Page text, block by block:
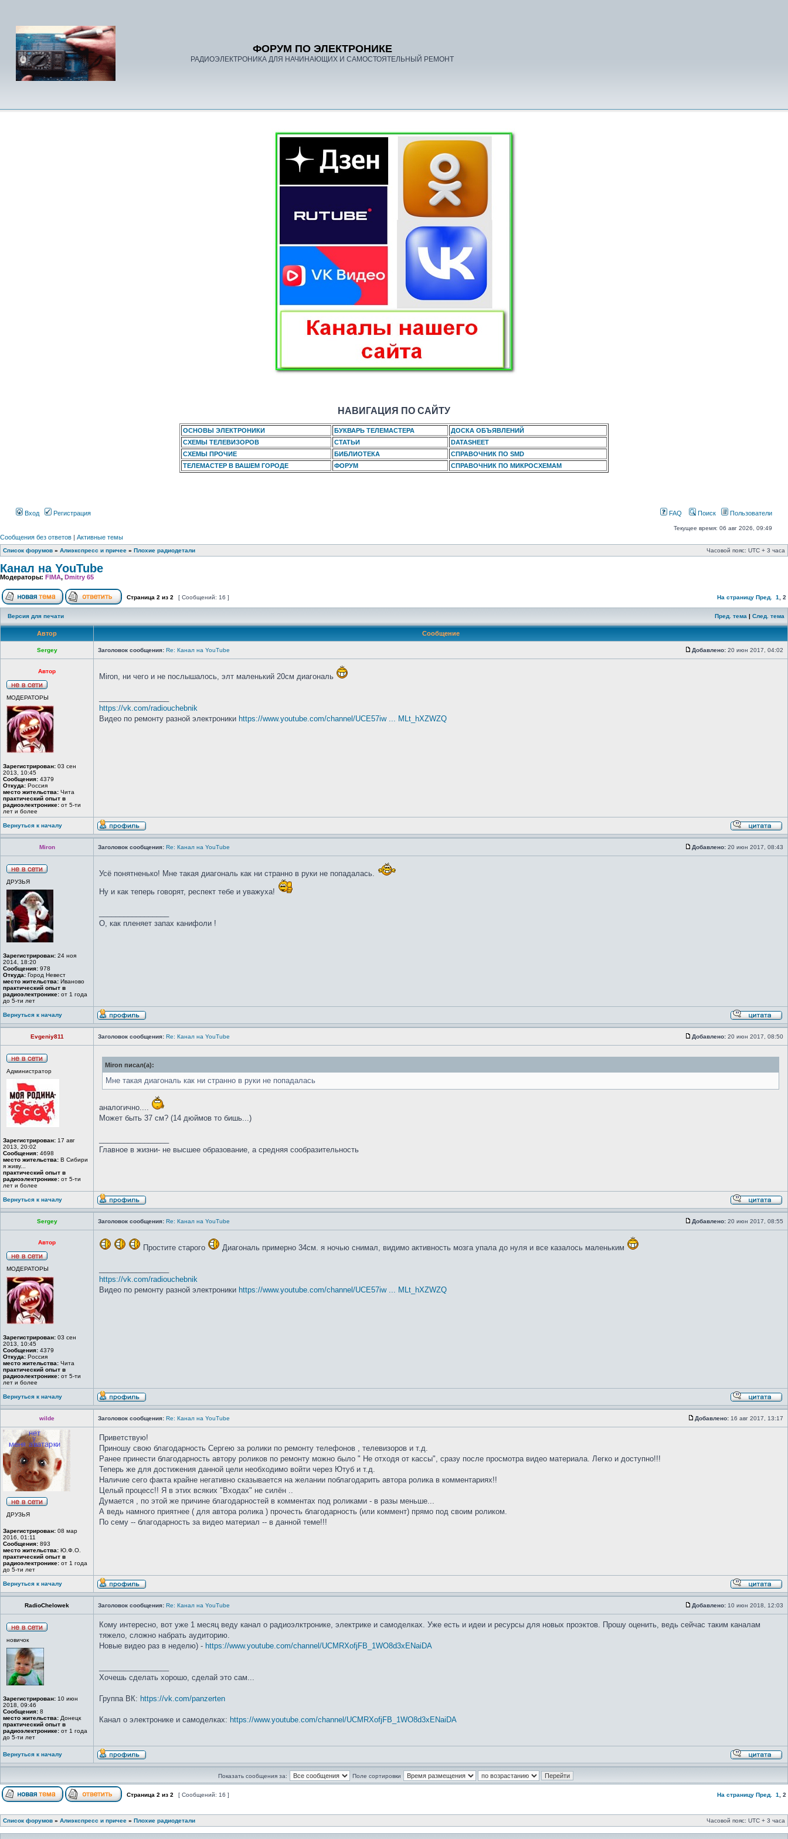
ФОРУМ ПО ЭЛЕКТРОНИКЕ
РАДИОЭЛЕКТРОНИКА ДЛЯ НАЧИНАЮЩИХ И САМОСТОЯТЕЛЬНЫЙ РЕМОНТ
НАВИГАЦИЯ ПО САЙТУ
ОСНОВЫ ЭЛЕКТРОНИКИ БУКВАРЬ ТЕЛЕМАСТЕРА
ДОСКА ОБЪЯВЛЕНИЙ
СХЕМЫ ТЕЛЕВИЗОРОВ
СТАТЬИ
DATASHEET
СХЕМЫ ПРОЧИЕ
БИБЛИОТЕКА
СПРАВОЧНИК ПО SMD
ТЕЛЕМАСТЕР В ВАШЕМ ГОРОДЕ
ФОРУМ СПРАВОЧНИК ПО МИКРОСХЕМАМ
Вход Регистрация FAQ Поиск Пользователи
Текущее время: 06 авг 2026, 09:49
Сообщения без ответов | Активные темы
Список форумов » Алиэкспресс и причее » Плохие радиодетали Часовой пояс: UTC + 3 часа
Канал на YouTube
Модераторы: FIMA, Dmitry 65
Страница 2 из 2 [ Сообщений: 16 ] На страницу Пред. 1 2
Версия для печати Пред. тема | След. тема
Автор Сообщение
Sergey Заголовок сообщения: Re: Канал на YouTube Добавлено: 20 июн 2017, 04:02
Автор
МОДЕРАТОРЫ
Зарегистрирован: 03 сен
2013, 10:45
Сообщения: 4379
Откуда: Россия
место жительства: Чита
практический опыт в
радиоэлектронике: от 5-ти
лет и более
Miron, ни чего и не послышалось, элт маленький 20см диагональ
https://vk.com/radiouchebnik
Видео по ремонту разной электроники https://www.youtube.com/channel/UCE57iw ... MLt_hXZWZQ
Вернуться к началу
Miron Заголовок сообщения: Re: Канал на YouTube Добавлено: 20 июн 2017, 08:43
ДРУЗЬЯ
Зарегистрирован: 24 ноя
2014, 18:20
Сообщения: 978
Откуда: Город Невест
место жительства: Иваново
практический опыт в
радиоэлектронике: от 1 года
до 5-ти лет
Усё понятненько! Мне такая диагональ как ни странно в руки не попадалась.
Ну и как теперь говорят, респект тебе и уважуха!
О, как пленяет запах канифоли !
Вернуться к началу
Evgeniy811 Заголовок сообщения: Re: Канал на YouTube Добавлено: 20 июн 2017, 08:50
Администратор
Зарегистрирован: 17 авг
2013, 20:02
Сообщения: 4698
место жительства: В Сибири
я живу...
практический опыт в
радиоэлектронике: от 5-ти
лет и более
Miron писал(а):
Мне такая диагональ как ни странно в руки не попадалась
аналогично....
Может быть 37 см? (14 дюймов то бишь...)
Главное в жизни- не высшее образование, а средняя сообразительность
Вернуться к началу
Sergey Заголовок сообщения: Re: Канал на YouTube Добавлено: 20 июн 2017, 08:55
Автор
МОДЕРАТОРЫ
Зарегистрирован: 03 сен
2013, 10:45
Сообщения: 4379
Откуда: Россия
место жительства: Чита
практический опыт в
радиоэлектронике: от 5-ти
лет и более
Простите старого Диагональ примерно 34см. я ночью снимал, видимо активность мозга упала до нуля и все казалось маленьким
https://vk.com/radiouchebnik
Видео по ремонту разной электроники https://www.youtube.com/channel/UCE57iw ... MLt_hXZWZQ
Вернуться к началу
wilde Заголовок сообщения: Re: Канал на YouTube Добавлено: 16 авг 2017, 13:17
ДРУЗЬЯ
Зарегистрирован: 08 мар
2016, 01:11
Сообщения: 893
место жительства: Ю.Ф.О.
практический опыт в
радиоэлектронике: от 1 года
до 5-ти лет
Приветствую!
Приношу свою благодарность Сергею за ролики по ремонту телефонов , телевизоров и т.д.
Ранее принести благодарность автору роликов по ремонту можно было " Не отходя от кассы", сразу после просмотра видео материала. Легко и доступно!!!
Теперь же для достижения данной цели необходимо войти через Ютуб и т.д.
Наличие сего факта крайне негативно сказывается на желании поблагодарить автора ролика в комментариях!!
Целый процесс!! Я в этих всяких "Входах" не силён ..
Думается , по этой же причине благодарностей в комментах под роликами - в разы меньше...
А ведь намного приятнее ( для автора ролика ) прочесть благодарность (или коммент) прямо под своим роликом.
По сему -- благодарность за видео материал -- в данной теме!!!
Вернуться к началу
RadioChelowek Заголовок сообщения: Re: Канал на YouTube Добавлено: 10 июн 2018, 12:03
новичок
Зарегистрирован: 10 июн
2018, 09:46
Сообщения: 8
место жительства: Донецк
практический опыт в
радиоэлектронике: от 1 года
до 5-ти лет
Кому интересно, вот уже 1 месяц веду канал о радиоэлктронике, электрике и самоделках. Уже есть и идеи и ресурсы для новых проэктов. Прошу оценить, ведь сейчас таким каналам
тяжело, сложно набрать аудиторию.
Новые видео раз в неделю) - https://www.youtube.com/channel/UCMRXofjFB_1WO8d3xENaiDA
Хочешь сделать хорошо, сделай это сам...
Группа ВК: https://vk.com/panzerten
Канал о электронике и самоделках: https://www.youtube.com/channel/UCMRXofjFB_1WO8d3xENaiDA
Вернуться к началу
Показать сообщения за: Поле сортировки
Страница 2 из 2 [ Сообщений: 16 ] На страницу Пред. 1 2
Список форумов » Алиэкспресс и причее » Плохие радиодетали Часовой пояс: UTC + 3 часа